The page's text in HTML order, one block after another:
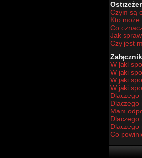
Czym są
Kto może
Co
Jak
Czy jest
W jaki
W jaki
W jaki
W jaki
Dlaczego
Dlaczego
Mam
Dlaczego
Dlaczego
Co